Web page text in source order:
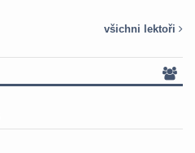
všichni lektoři